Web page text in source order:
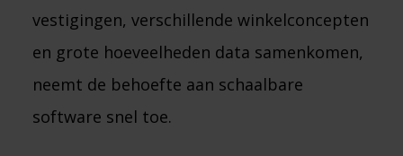
vestigingen, verschillende winkelconcepten
en grote hoeveelheden data samenkomen,
neemt de behoefte aan schaalbare
software snel toe.